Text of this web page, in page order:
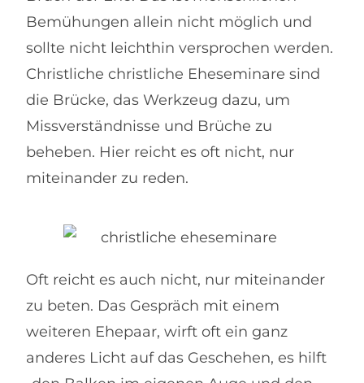
Bemühungen allein nicht möglich und
sollte nicht leichthin versprochen werden.
Christliche christliche Eheseminare sind
die Brücke, das Werkzeug dazu, um
Missverständnisse und Brüche zu
beheben. Hier reicht es oft nicht, nur
miteinander zu reden.
Oft reicht es auch nicht, nur miteinander
zu beten. Das Gespräch mit einem
weiteren Ehepaar, wirft oft ein ganz
anderes Licht auf das Geschehen, es hilft